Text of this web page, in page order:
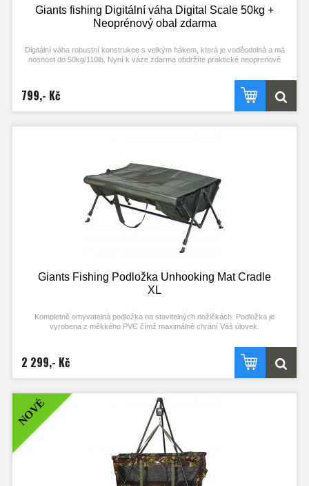
Giants fishing Digitální váha Digital Scale 50kg +
Neoprénový obal zdarma
Digitální váha robustní konstrukce s velkým hákem, která je voděodolná a má
nosnost do 50kg/110lb. Nyní k váze zdarma obdržíte praktické neoprenové
- Automatické uzamčení výstupní váhy do 15 sekund
- Automatická funkce zapnuto/vypnuto
- Napájení 2x AAA baterie ( nejsou součástí )
- Indikátor stavu vybití
- Robustní konstrukce těla
- Funkce TARE pro možnost anulování váhy vážícího saku
- Tělo v černé barvě
- venkovní teploměr
799,- Kč
Giants Fishing Podložka Unhooking Mat Cradle
XL
Kompletně omyvatelná podložka na stavitelných nožičkách. Podložka je
vyrobena z měkkého PVC čímž maximálně chrání Váš úlovek.
Konstrukce je vyrobena z hliníkové slitiny s velkou nosností a osazena
Ve spodní části podložky je jemná a silná pogumovaná síťovina, která rychle
odvádí vodu.
Pro snadný transport a manipulaci je osazena dvojitým popruhem. Další
výhodou této podložky je blesku rychlé rozložení a vrchní přehoz, který zabrání
nežádoucímu vypadnutí úlovku.
V boční kapse naleznete menší podložku pod nohy, která se skvěle hodí při
klečení a pózování s úlovkem při focení.
Rozměry: 104x64x40 cm
Hmotnost: 3,6 kg
2 299,- Kč
NOVÉ